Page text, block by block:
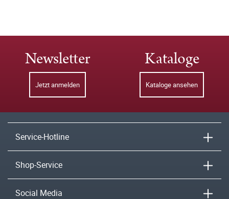
Newsletter
Jetzt anmelden
Kataloge
Kataloge ansehen
Service-Hotline
Shop-Service
Social Media